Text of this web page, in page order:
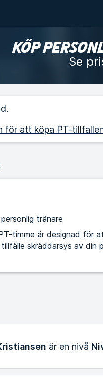
KÖP
Se
för att köpa PT-
tränare
timme är designad för
skräddarsys av din
är en nivå